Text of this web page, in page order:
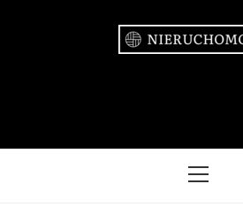
Menu